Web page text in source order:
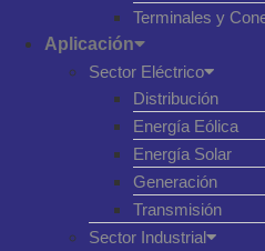
Terminales y
Aplicación
Sector Eléctrico
Distribución
Energía Eólica
Energía Solar
Generación
Transmisión
Sector Industrial